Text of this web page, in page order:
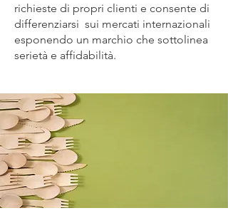
richieste di propri clienti e consente di
differenziarsi sui mercati internazionali
esponendo un marchio che sottolinea
serietà e affidabilità.